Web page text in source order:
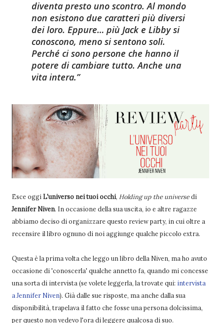
diventa presto uno scontro. Al mondo
non esistono due caratteri più diversi
dei loro. Eppure… più Jack e Libby si
conoscono, meno si sentono soli.
Perché ci sono persone che hanno il
potere di cambiare tutto. Anche una
vita intera.
Esce oggi L'universo nei tuoi occhi, Holding up the universedi
Jennifer Niven. In occasione della sua uscita, io e altre ragazze
abbiamo deciso di organizzare questo review party, in cui oltre a
recensire il libro ognuno di noi aggiunge qualche piccolo extra.
Questa è la prima volta che leggo un libro della Niven, ma ho avuto
occasione di 'conoscerla' qualche annetto fa, quando mi concesse
una sorta di intervista (se volete leggerla, la trovate qui: intervista
a Jennifer Niven). Già dalle sue risposte, ma anche dalla sua
disponibilità, trapelava il fatto che fosse una persona dolcissima,
per questo non vedevo l'ora di leggere qualcosa di suo.